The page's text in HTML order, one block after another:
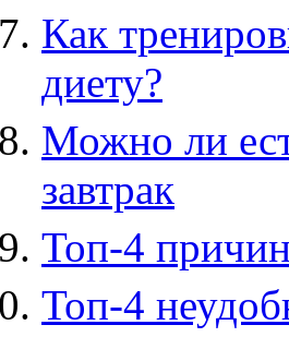
Как
диету?
Можно ли
завтрак
Топ-4
Топ-4